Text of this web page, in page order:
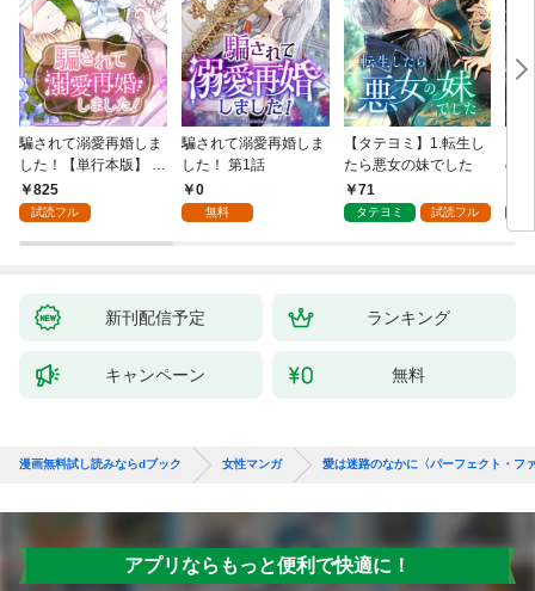
騙されて溺愛再婚しま
した！【単行本版】 1
巻825
試読フル
騙されて溺愛再婚しま
した！ 第1話
0
無料
【タテヨミ】1.転生し
たら悪女の妹でした
71
タテヨミ 試読フル
の
新刊配信予定 ランキング
キャンペーン 無料
漫画無料試し読みならdブック 女性マンガ 愛は迷路のなかに〈パーフェクト・フ
アプリならもっと便利で快適に！